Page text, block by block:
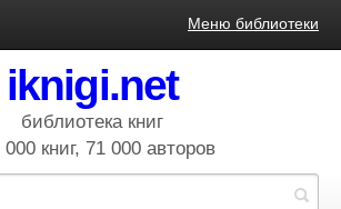
Меню библиотеки
iknigi.net
библиотека книг
000 книг, 71 000 авторов